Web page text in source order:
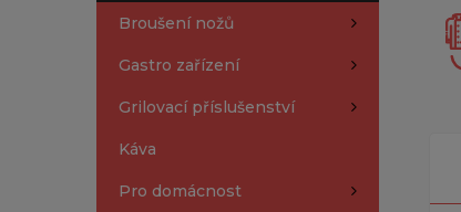
Broušení nožů
Gastro zařízení
Grilovací příslušenství
Káva
Pro domácnost